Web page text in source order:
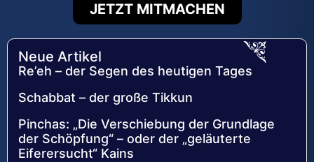
JETZT MITMACHEN
Neue Artikel
Re’eh – der Segen des heutigen Tages
Schabbat – der große Tikkun
Pinchas: „Die Verschiebung der Grundlage
der Schöpfung“ – oder der „geläuterte
Eiferersucht“ Kains